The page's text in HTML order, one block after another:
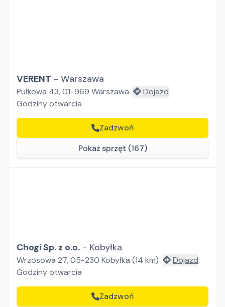
VERENT - Warszawa
Pułkowa 43, 01-969 Warszawa
Dojazd
Godziny otwarcia
Zadzwoń
Pokaż sprzęt (167)
Chogi Sp. z o.o. - Kobyłka
Wrzosowa 27, 05-230 Kobyłka (14 km)
Dojazd
Godziny otwarcia
Zadzwoń